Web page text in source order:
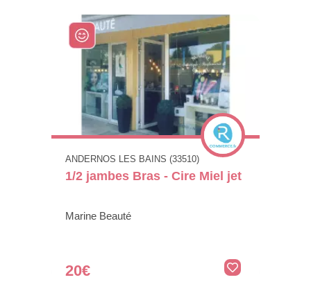
ANDERNOS LES BAINS (33510)
1/2 jambes Bras - Cire Miel jet
Marine Beauté
20€